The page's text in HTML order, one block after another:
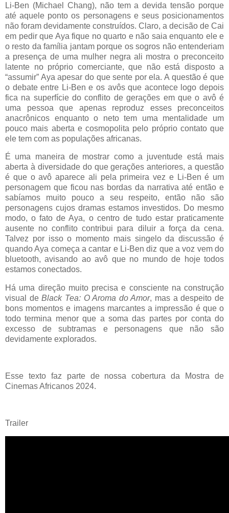
Li-Ben (Michael Chang), não tem a devida tensão porque
até aquele ponto os personagens e seus posicionamentos
não foram devidamente construídos. Claro, a decisão de Cai
em pedir que Aya fique no quarto e não saia enquanto ele e
o resto da família jantam porque os sogros não entenderiam
a presença de uma mulher negra ali mostra o preconceito
latente no próprio comerciante, que não está disposto a
“assumir” Aya apesar do que sente por ela. A questão é que
o debate entre Li-Ben e os avôs que acontece logo depois
fica na superfície do conflito de gerações em que o avô é
uma pessoa que apenas reproduz esses preconceitos
anacrônicos enquanto o neto tem uma mentalidade um
pouco mais aberta e cosmopolita pelo próprio contato que
ele tem com as populações africanas.
É uma maneira de mostrar como a juventude está mais
aberta à diversidade do que gerações anteriores, a questão
é que o avô aparece ali pela primeira vez e Li-Ben é um
personagem que ficou nas bordas da narrativa até então e
sabíamos muito pouco a seu respeito, então não são
personagens cujos dramas estamos investidos. Do mesmo
modo, o fato de Aya, o centro de tudo estar praticamente
ausente no conflito contribui para diluir a força da cena.
Talvez por isso o momento mais singelo da discussão é
quando Aya começa a cantar e Li-Ben diz que a voz vem do
bluetooth, avisando ao avô que no mundo de hoje todos
estamos conectados.
Há uma direção muito precisa e consciente na construção
visual deBlack Tea: O Aroma do Amor, mas a despeito de
bons momentos e imagens marcantes a impressão é que o
todo termina menor que a soma das partes por conta do
excesso de subtramas e personagens que não são
devidamente explorados.
Esse texto faz parte de nossa cobertura da Mostra de
Cinemas Africanos 2024.
Trailer